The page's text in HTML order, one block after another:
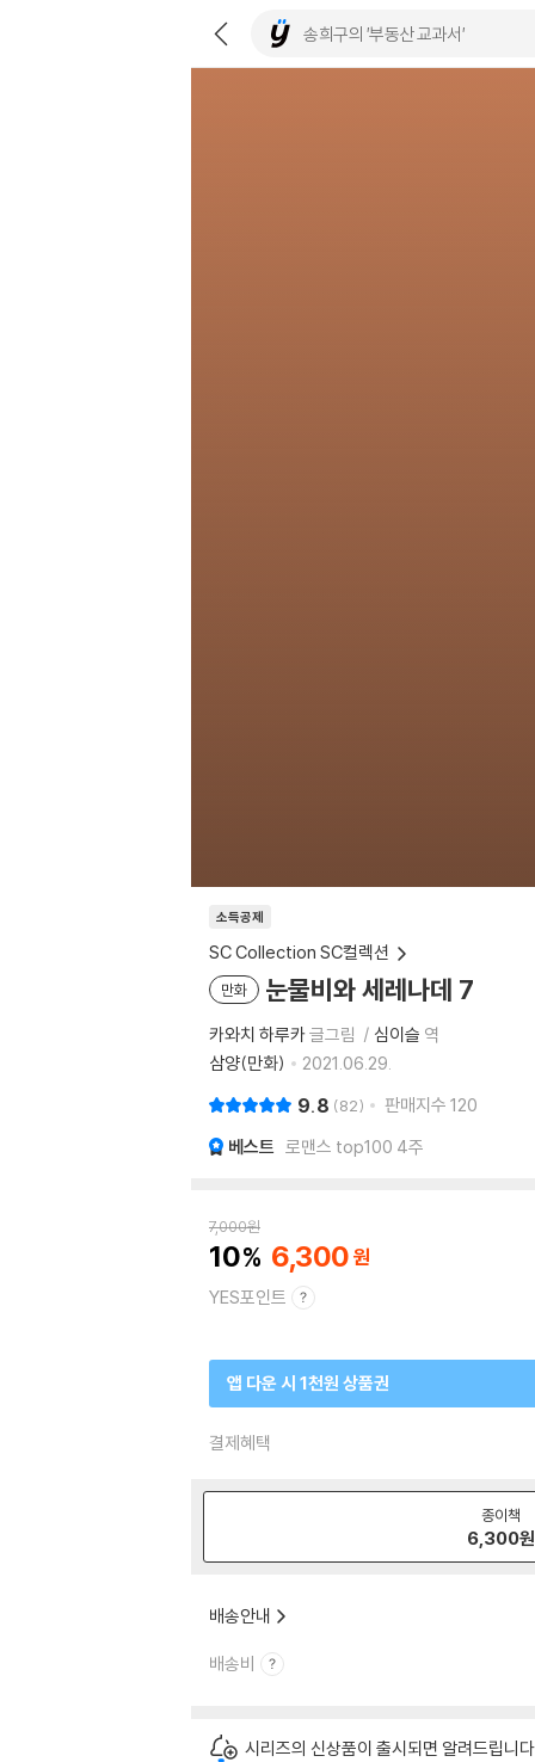
소득공제
SC Collection SC컬렉션
만화 눈물비와 세레나데 7
카와치 하루카글그림 심이슬 역
삼양(만화)
2021.06.29.
9.8 82 판매지수 120
베스트 로맨스 top100 4주
7,000원
10 6,300
YES포인트
앱 다운 시 1천원 상품권
결제혜택
종이책
6,300원
배송안내
배송비
시리즈의 신상품이 출시되면 알려드립니